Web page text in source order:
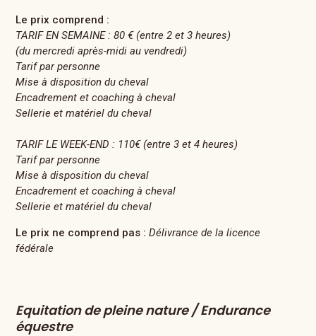
Le prix comprend :
TARIF EN SEMAINE : 80 € (entre 2 et 3 heures)
(du mercredi après-midi au vendredi)
Tarif par personne
Mise à disposition du cheval
Encadrement et coaching à cheval
Sellerie et matériel du cheval
TARIF LE WEEK-END : 110€ (entre 3 et 4 heures)
Tarif par personne
Mise à disposition du cheval
Encadrement et coaching à cheval
Sellerie et matériel du cheval
Le prix ne comprend pas : Délivrance de la licence
fédérale
Equitation de pleine nature / Endurance
équestre